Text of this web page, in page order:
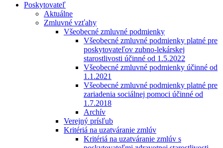
Poskytovateľ
Aktuálne
Zmluvné vzťahy
Všeobecné zmluvné podmienky
Všeobecné zmluvné podmienky platné pre
poskytovateľov zubno-lekárskej
starostlivosti účinné od 1.5.2022
Všeobecné zmluvné podmienky účinné od
1.1.2021
Všeobecné zmluvné podmienky platné pre
zariadenia sociálnej pomoci účinné od
1.7.2018
Archív
Verejný prísľub
Kritériá na uzatváranie zmlúv
Kritériá na uzatváranie zmlúv s